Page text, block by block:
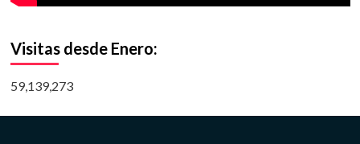
Visitas desde Enero:
59,139,273